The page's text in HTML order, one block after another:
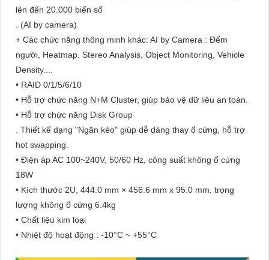
lên đến 20.000 biển số
. (AI by camera)
+ Các chức năng thông minh khác: AI by Camera : Đếm
người, Heatmap, Stereo Analysis, Object Monitoring, Vehicle
Density....
• RAID 0/1/5/6/10
• Hỗ trợ chức năng N+M Cluster, giúp bảo vệ dữ liêu an toàn.
• Hỗ trợ chức năng Disk Group
. Thiết kế dạng "Ngăn kéo" giúp dễ dàng thay ổ cứng, hỗ trợ
hot swapping.
• Điện áp AC 100~240V, 50/60 Hz, công suất không ổ cứng
18W
• Kích thước 2U, 444.0 mm × 456.6 mm x 95.0 mm, trọng
lượng không ổ cứng 6.4kg
• Chất liệu kim loại
• Nhiệt độ hoạt động : -10°C ~ +55°C